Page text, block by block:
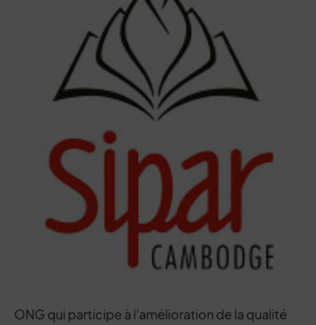
ONG qui participe à l'amélioration de la qualité